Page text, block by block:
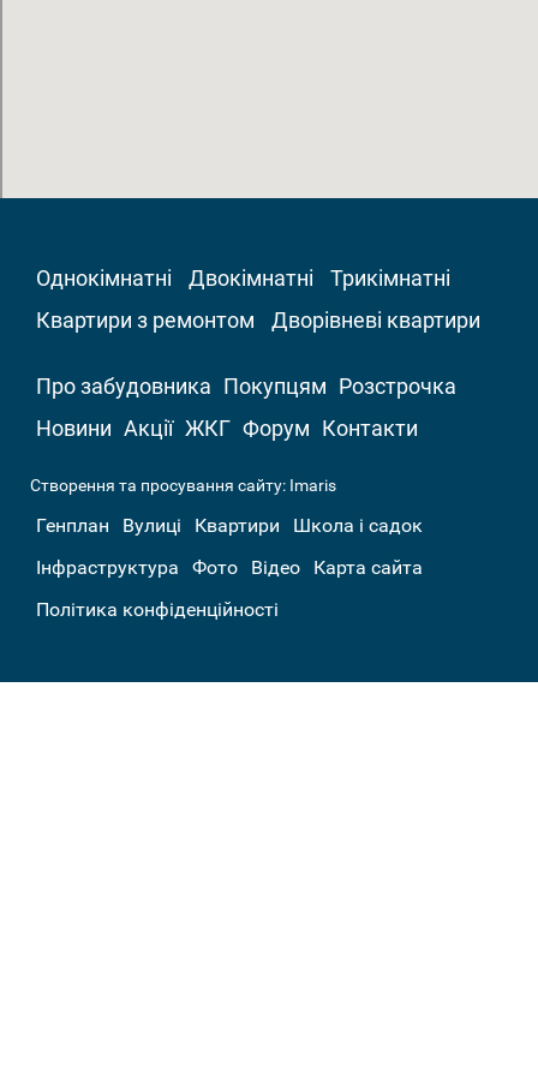
Однокімнатні Двокімнатні
Трикімнатні
Квартири з ремонтом
Дворівневі квартири
Про забудовника Покупцям Розстрочка
Новини Акції ЖКГ Форум Контакти
Створення та просування сайту: Imaris
Генплан Вулиці Квартири
Школа і садок
Інфраструктура
Фото Відео
Карта сайта
Політика конфіденційності